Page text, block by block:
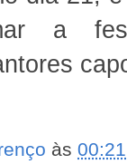
a
às 00:21